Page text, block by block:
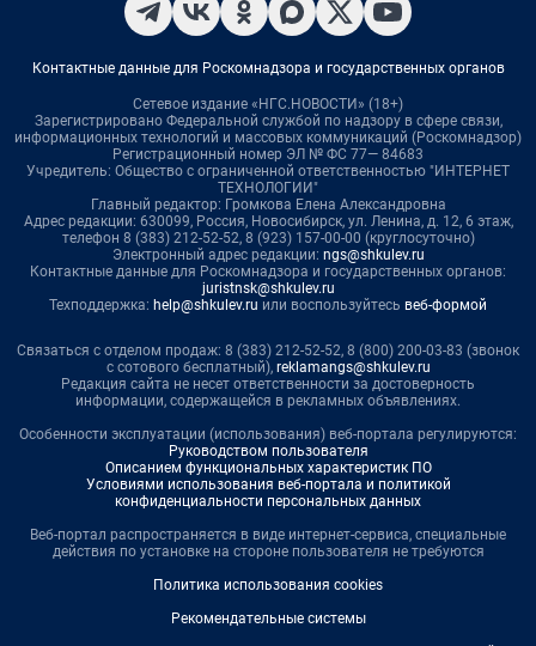
Контактные данные для Роскомнадзора и государственных органов
Сетевое издание «НГС.НОВОСТИ» (18+)
Зарегистрировано Федеральной службой по надзору в сфере связи,
информационных технологий и массовых коммуникаций (Роскомнадзор)
Регистрационный номер ЭЛ № ФС 77— 84683
Учредитель: Общество с ограниченной ответственностью "ИНТЕРНЕТ
ТЕХНОЛОГИИ"
Главный редактор: Громкова Елена Александровна
Адрес редакции: 630099, Россия, Новосибирск, ул. Ленина, д. 12, 6 этаж,
телефон 8 (383) 212-52-52, 8 (923) 157-00-00 (круглосуточно)
Электронный адрес редакции: ngs@shkulev.ru
Контактные данные для Роскомнадзора и государственных органов:
juristnsk@shkulev.ru
Техподдержка: help@shkulev.ru или воспользуйтесь веб-формой
Связаться с отделом продаж: 8 (383) 212-52-52, 8 (800) 200-03-83 (звонок
с сотового бесплатный), reklamangs@shkulev.ru
Редакция сайта не несет ответственности за достоверность
информации, содержащейся в рекламных объявлениях.
Особенности эксплуатации (использования) веб-портала регулируются:
Руководством пользователя
Описанием функциональных характеристик ПО
Условиями использования веб-портала и политикой
конфиденциальности персональных данных
Веб-портал распространяется в виде интернет-сервиса, специальные
действия по установке на стороне пользователя не требуются
Политика использования cookies
Рекомендательные системы